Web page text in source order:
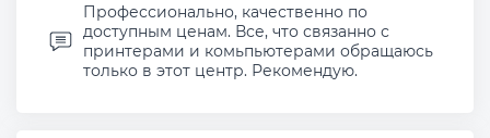
Профессионально, качественно по
доступным ценам. Все, что связанно с
принтерами и комьпьютерами обращаюсь
только в этот центр. Рекомендую.